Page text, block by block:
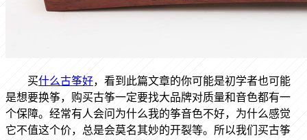
买什么古筝好，看到此篇文章的你可能是初学者也可能
是想要换筝，购买古筝一定要找大品牌对质量和音色都有一
个保障。经常有人会问为什么我的筝音色不好，为什么感觉
它不值这个价，总是会莫名其妙的开裂等。所以我们买古筝